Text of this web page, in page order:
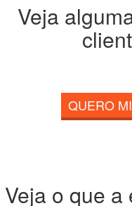
Veja
QUERO
Veja o que a